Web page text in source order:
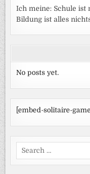
Ich meine: Schule ist
Bildung ist alles
No posts yet.
[embed-solitaire-game]
Search
for: